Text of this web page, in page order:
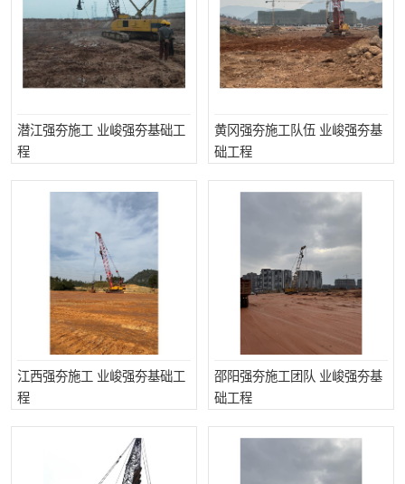
潜江强夯施工 业峻强夯基础工
程
黄冈强夯施工队伍 业峻强夯基
础工程
江西强夯施工 业峻强夯基础工
程
邵阳强夯施工团队 业峻强夯基
础工程